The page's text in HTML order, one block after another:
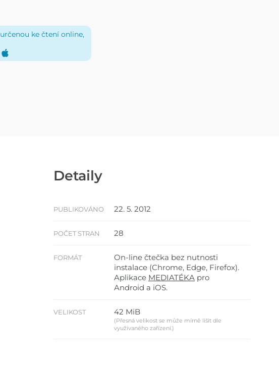
určenou ke čtení online,
Detaily
PUBLIKOVÁNO 22. 5. 2012
POČET STRAN 28
FORMÁT
On-line čtečka bez nutnosti
instalace (Chrome, Edge, Firefox).
Aplikace MEDIATÉKA pro
Android a iOS.
VELIKOST 42 MiB
(Přesná velikost se může mírně lišit dle
využívaného zařízení.)